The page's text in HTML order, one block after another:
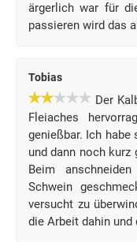
ärgerlich war für
passieren wird das
Tobias
Der
Fleiaches
genießbar. Ich habe
und dann noch kurz
Beim
Schwein
versucht zu
die Arbeit dahin